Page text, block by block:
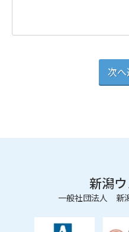
次へ
新潟
一般社団法人 新